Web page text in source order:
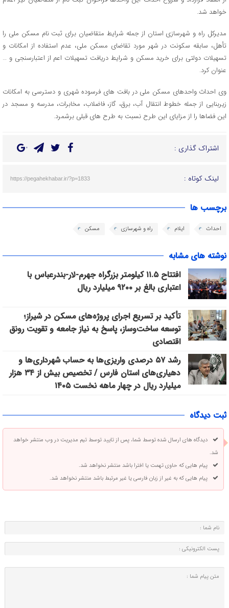
خواهد شد.
مدیرکل راه و شهرسازی استان از جمله شرایط متقاضیان برای ثبت نام مسکن ملی را
تأهل، سابقه سکونت در شهر مورد تقاضای مسکن ملی، عدم استفاده از امکانات و
تسهیلات دولتی برای خرید مسکن و شرایط دریافت تسهیلات اعم از اعتبارسنجی و …
عنوان کرد.
وی احداث واحدهای مسکن ملی در بافت های فرسوده شهری و دسترسی به امکانات
زیربنایی از جمله خطوط انتقال آب، برق، گاز، فاضلاب، مخابرات، مدرسه و مسجد در
این فضاها را از مزایای این طرح نسبت به طرح های قبلی برشمرد.
اشتراک گذاری :
لینک کوتاه : https://pegahekhabar.ir/?p=1833
برچسب ها
احداث ایلام راه و شهرسازی مسکن
نوشته های مشابه
افتتاح ۱۱.۵ کیلومتر بزرگراه جهرم-لار-بندرعباس با
اعتباری بالغ بر ۹۲۰۰ میلیارد ریال
تأکید بر تسریع اجرای پروژه‌های مسکن در شیراز؛
توسعه ساخت‌وساز، پاسخ به نیاز جامعه و تقویت رونق
اقتصادی
رشد ۵۷ درصدی واریزی‌ها به حساب شهرداری‌ها و
دهیاری‌های استان فارس / تخصیص بیش از ۳۴ هزار
میلیارد ریال در چهار ماهه نخست ۱۴۰۵
ثبت دیدگاه
دیدگاه های ارسال شده توسط شما، پس از تایید توسط تیم مدیریت در وب منتشر خواهد
شد.
پیام هایی که حاوی تهمت یا افترا باشد منتشر نخواهد شد.
پیام هایی که به غیر از زبان فارسی یا غیر مرتبط باشد منتشر نخواهد شد.